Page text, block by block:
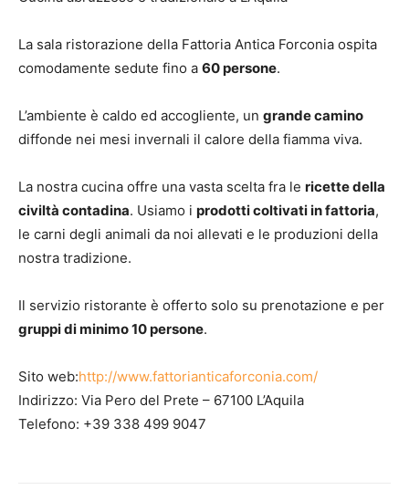
La sala ristorazione della Fattoria Antica Forconia ospita
comodamente sedute fino a 60 persone.
L’ambiente è caldo ed accogliente, un grande camino
diffonde nei mesi invernali il calore della fiamma viva.
La nostra cucina offre una vasta scelta fra le ricette della
civiltà contadina. Usiamo i prodotti coltivati in fattoria,
le carni degli animali da noi allevati e le produzioni della
nostra tradizione.
Il servizio ristorante è offerto solo su prenotazione e per
gruppi di minimo 10 persone.
Sito web:http://www.fattorianticaforconia.com/
Indirizzo: Via Pero del Prete – 67100 L’Aquila
Telefono: +39 338 499 9047